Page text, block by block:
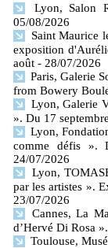
Lyon, Salon
05/08/2026
Saint Maurice
exposition
août - 28/07/2026
Paris, Galerie
from Bowery
Lyon, Galerie
». Du 17
Lyon,
comme défis ».
24/07/2026
Lyon,
par les artistes ».
23/07/2026
Cannes, La
d’Hervé Di Rosa
Toulouse,